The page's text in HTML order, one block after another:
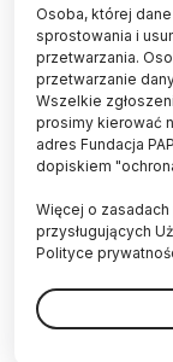
Dzięki
ptaków
uprawach –
Science”.
Każdego roku
powodowane
Naukowcy z
Rhode Island
strachów na
światło do
Osoba, której
sprostowania i
przetwarzania.
przetwarzanie
Wszelkie
prosimy kierować
adres Fundacja
dopiskiem
Więcej o
przysługujących
Polityce